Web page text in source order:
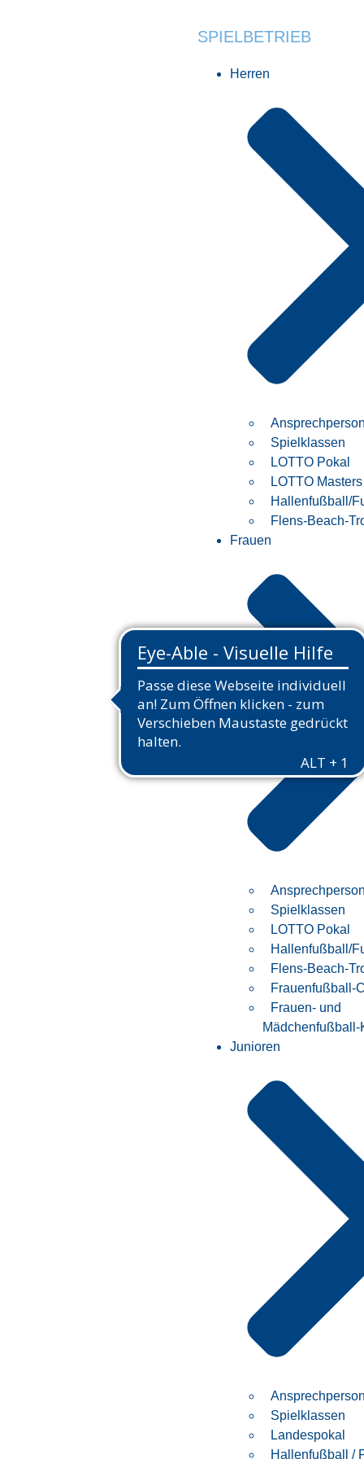
SPIELBETRIEB
Herren
Spielklassen
LOTTO Pokal
LOTTO Masters
Hallenfußball/
Flens-Beach-
Frauen
Spielklassen
LOTTO Pokal
Hallenfußball/
Flens-Beach-
Frauenfußball-
Frauen- und
Mädchenfußball-
Junioren
Spielklassen
Landespokal
Hallenfußball /